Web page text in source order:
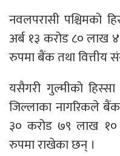
नवलपरासी पश्चिमको
अर्ब १३ करोड ८० लाख
रुपमा बैंक तथा वित्तीय
यसैगरी गुल्मीको
जिल्लाका नागरिकले
३० करोड ७९ लाख १०
रुपमा राखेका छन् ।